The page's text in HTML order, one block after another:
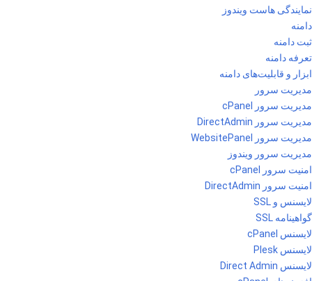
نمایندگی هاست ویندوز
دامنه
ثبت دامنه
تعرفه دامنه
ابزار و قابلیت‌های دامنه
مدیریت سرور
مدیریت سرور cPanel
مدیریت سرور DirectAdmin
مدیریت سرور WebsitePanel
مدیریت سرور ویندوز
امنیت سرور cPanel
امنیت سرور DirectAdmin
لایسنس و SSL
گواهینامه SSL
لایسنس cPanel
لایسنس Plesk
لایسنس Direct Admin